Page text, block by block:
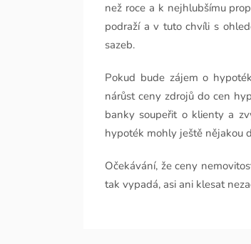
než roce a k nejhlubšímu
podraží a v tuto chvíli s
sazeb.
Pokud bude zájem o
nárůst ceny zdrojů do cen
banky soupeřit o klienty a
hypoték mohly ještě nějakou
Očekávání, že ceny
tak vypadá, asi ani klesat